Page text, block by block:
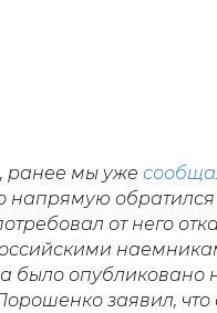
мы уже
напрямую обратился
от него
было опубликовано
заявил, что